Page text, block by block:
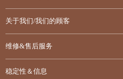
关于我们/我们的顾客
维修&售后服务
稳定性＆信息